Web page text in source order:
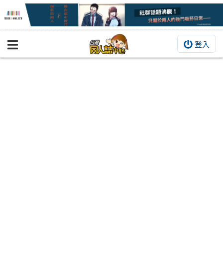
登入
BOOKY書集倉庫